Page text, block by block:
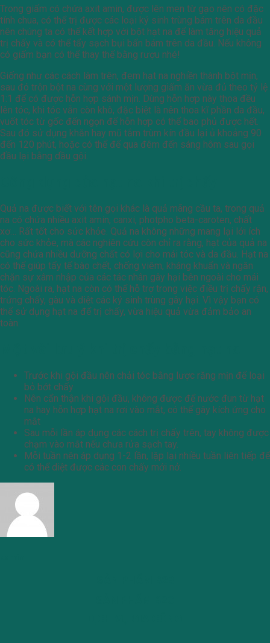
Trong giấm có chứa axit amin, được lên men từ gạo nên có đặc
tính chua, có thể trị được các loại ký sinh trùng bám trên da đầu
nên chúng ta có thể kết hợp với bột hạt na để làm tăng hiệu quả
trị chấy và có thể tẩy sạch bụi bẩn bám trên da đầu. Nếu không
có giấm bạn có thể thay thế bằng rượu nhé!
Giống như các cách làm trên, đem hạt na nghiền thành bột mịn,
sau đó trộn bột na cùng với một lượng giấm ăn vừa đủ theo tỷ lệ
1:1 để có được hỗn hợp sánh mịn. Dùng hỗn hợp này thoa đều
lên tóc, khi tóc vẫn còn khô, đặc biệt là nên thoa kĩ phần da đầu,
vuốt tóc từ gốc đến ngọn để hỗn hợp có thể bao phủ được hết.
Sau đó sử dụng khăn hay mũ tắm trùm kín đầu lại ủ khoảng 90
đến 120 phút, hoặc có thể để qua đêm đến sáng hôm sau gọi
đầu lại bằng dầu gội.
Quả na được biết với tên gọi khác là quả mãng cầu ta, trong quả
na có chứa nhiều axit amin, canxi, photpho beta-caroten, chất
xơ… Rất tốt cho sức khỏe. Quả na không những mang lại lới ích
cho sức khỏe, mà các nghiên cứu còn chỉ ra rằng, hạt của quả na
cũng chứa nhiều dưỡng chất có lợi cho mái tóc và da đầu. Hạt na
có thể giúp tẩy tế bào chết, chống viêm, kháng khuẩn và ngăn
chặn sự xâm nhập của các tác nhân gây hại bên ngoài cho mái
tóc. Ngoài ra, hạt na còn có thể hỗ trợ trong việc điều trị chấy rận,
trứng chấy, gàu và diệt các ký sinh trùng gây hại. Vì vậy bạn có
thể sử dụng hạt na để trị chấy, vừa hiệu quả vừa đảm bảo an
toàn.
Trước khi gội đầu nên chải tóc bằng lược răng mịn để loại
bỏ bớt chấy
Nên cẩn thận khi gội đầu, không được để nước đun từ hạt
na hay hỗn hợp hạt na rơi vào mắt, có thể gây kích ứng cho
mắt
Sau mỗi lần áp dụng các cách trị chấy trên, tay không được
chạm vào mắt nếu chưa rửa sạch tay.
Mỗi tuần nên áp dụng 1-2 lần, lặp lại nhiều tuần liên tiếp để
có thể diệt được các con chấy mới nở.